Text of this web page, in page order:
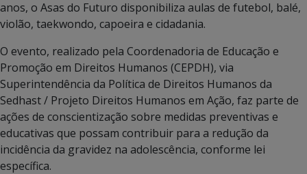
anos, o Asas do Futuro disponibiliza aulas de futebol, balé,
violão, taekwondo, capoeira e cidadania.
O evento, realizado pela Coordenadoria de Educação e
Promoção em Direitos Humanos (CEPDH), via
Superintendência da Política de Direitos Humanos da
Sedhast / Projeto Direitos Humanos em Ação, faz parte de
ações de conscientização sobre medidas preventivas e
educativas que possam contribuir para a redução da
incidência da gravidez na adolescência, conforme lei
específica.